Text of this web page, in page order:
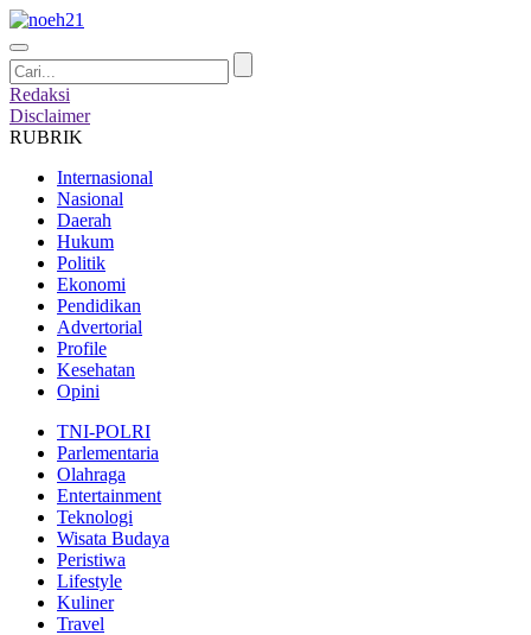
Redaksi
Disclaimer
RUBRIK
Internasional
Nasional
Daerah
Hukum
Politik
Ekonomi
Pendidikan
Advertorial
Profile
Kesehatan
Opini
TNI-POLRI
Parlementaria
Olahraga
Entertainment
Teknologi
Wisata Budaya
Peristiwa
Lifestyle
Kuliner
Travel